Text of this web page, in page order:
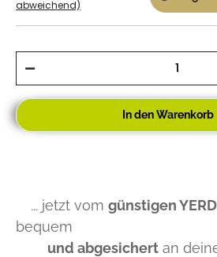
abweichend)
In den Warenkorb
... jetzt vom günstigen
bequem
und abgesichert an